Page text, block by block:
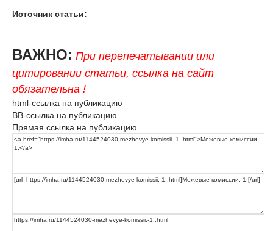
Источник статьи:
ВАЖНО: При перепечатывании или
цитировании статьи, ссылка на сайт
обязательна !
html-ссылка на публикацию
BB-ссылка на публикацию
Прямая ссылка на публикацию